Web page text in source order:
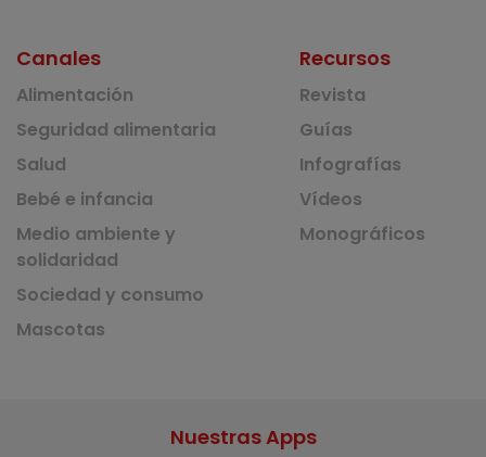
Canales
Alimentación
Seguridad alimentaria
Salud
Bebé e infancia
Medio ambiente y
solidaridad
Sociedad y consumo
Mascotas
Recursos
Revista
Guías
Infografías
Vídeos
Monográficos
Nuestras Apps